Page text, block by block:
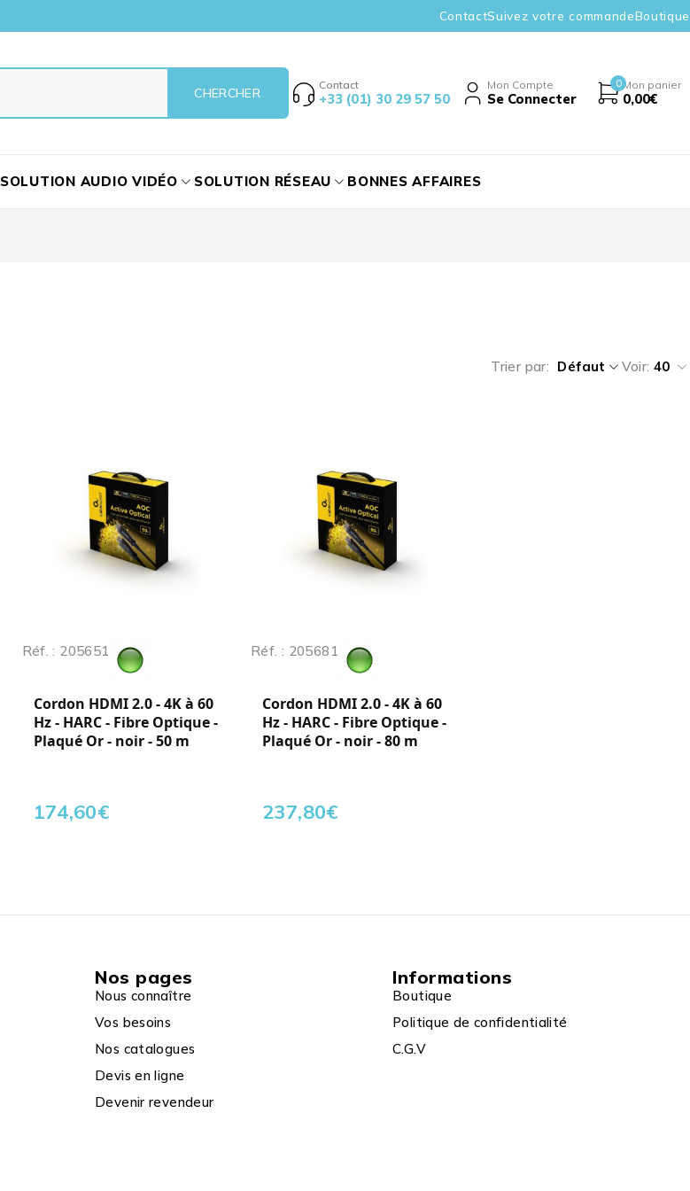
ContactSuivez votre commandeBoutique
Contact
+33 (01) 30 29 57 50
Mon Compte
Se Connecter
0 Mon panier
0,00€
SOLUTION AUDIO VIDÉO SOLUTION RÉSEAU BONNES AFFAIRES
Trier par Défaut Voir: 40
Réf. : 205651
Cordon HDMI 2.0 - 4K à 60
Hz - HARC - Fibre Optique -
Plaqué Or - noir - 50 m
174,60€
Réf. : 205681
Cordon HDMI 2.0 - 4K à 60
Hz - HARC - Fibre Optique -
Plaqué Or - noir - 80 m
237,80€
Nos pages
Nous connaître
Vos besoins
Nos catalogues
Devis en ligne
Devenir revendeur
Informations
Boutique
Politique de confidentialité
C.G.V